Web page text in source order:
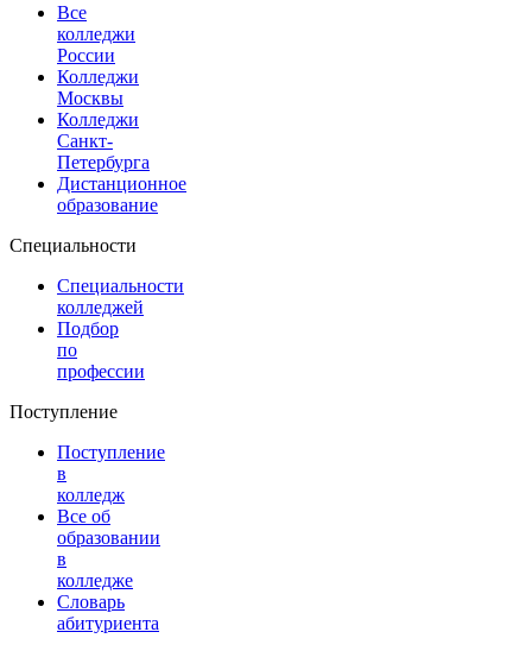
Все
колледжи
России
Колледжи
Москвы
Колледжи
Санкт-
Петербурга
Дистанционное
образование
Специальности
Специальности
колледжей
Подбор
по
профессии
Поступление
Поступление
в
колледж
Все об
образовании
в
колледже
Словарь
абитуриента